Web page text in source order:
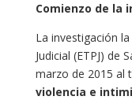
Comienzo de la
La investigación
Judicial (ETPJ) de
marzo de 2015 al
violencia e